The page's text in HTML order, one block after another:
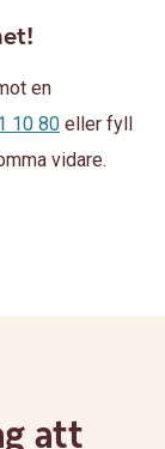
en
10 80 eller fyll
vidare.
att